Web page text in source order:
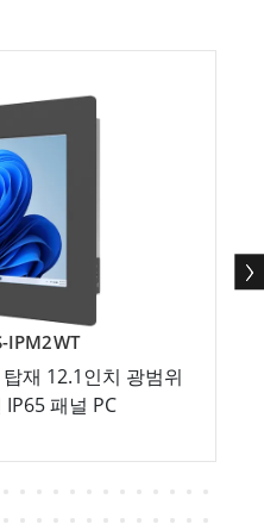
IPM2WT
재 12.1인치 광범위
패널 PC